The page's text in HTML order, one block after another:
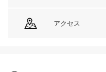
アクセス